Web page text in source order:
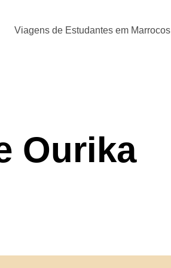
Viagens de Estudantes em Marrocos
Ourika